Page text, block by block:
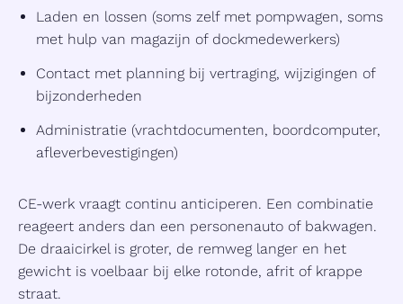
Laden en lossen (soms zelf met pompwagen, soms
met hulp van magazijn of dockmedewerkers)
Contact met planning bij vertraging, wijzigingen of
bijzonderheden
Administratie (vrachtdocumenten, boordcomputer,
afleverbevestigingen)
CE-werk vraagt continu anticiperen. Een combinatie
reageert anders dan een personenauto of bakwagen.
De draaicirkel is groter, de remweg langer en het
gewicht is voelbaar bij elke rotonde, afrit of krappe
straat.